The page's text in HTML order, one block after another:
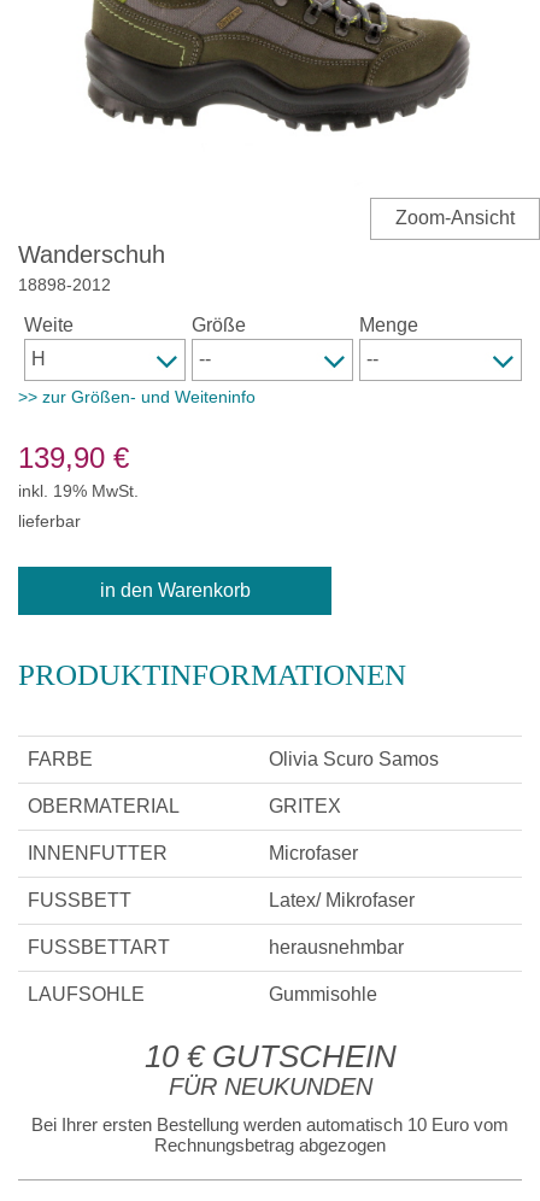
Wanderschuh
18898-2012
Weite Größe Menge
>> zur Größen- und Weiteninfo
139,90 €
inkl. 19% MwSt.
lieferbar
PRODUKTINFORMATIONEN
FARBE Olivia Scuro Samos
OBERMATERIAL GRITEX
INNENFUTTER Microfaser
FUSSBETT Latex/ Mikrofaser
FUSSBETTART herausnehmbar
LAUFSOHLE Gummisohle
10 € GUTSCHEIN
FÜR NEUKUNDEN
Bei Ihrer ersten Bestellung werden automatisch 10 Euro vom
Rechnungsbetrag abgezogen